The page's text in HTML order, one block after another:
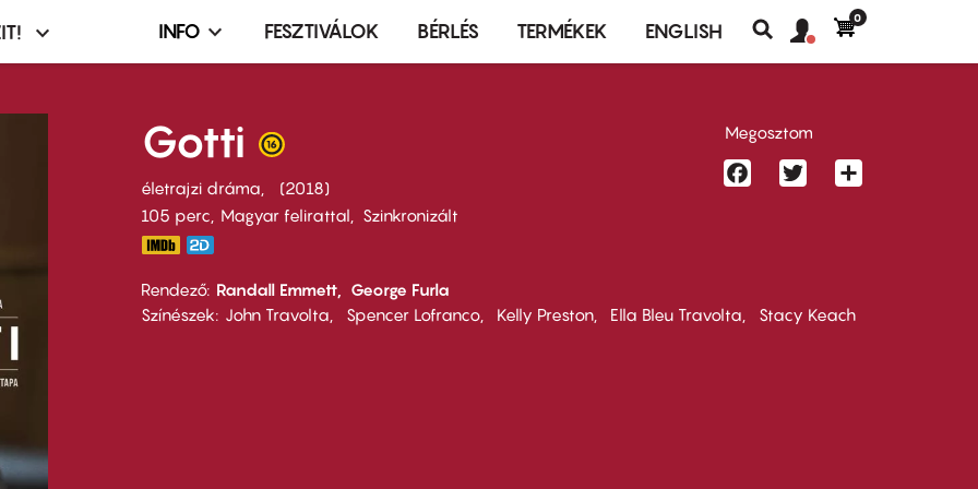
Infó,
terembérlés
menü
INFO FESZTIVÁLOK BÉRLÉS TERMÉKEK ENGLISH
Keresés
fiók
Felhasználói
0
Gotti
életrajzi dráma
2018
105 perc,
Magyar felirattal Szinkronizált
Rendező Randall Emmett
George Furla
Színészek
John Travolta Spencer Lofranco Kelly Preston Ella Bleu Travolta Stacy Keach
Megosztom
FacebookTwitter